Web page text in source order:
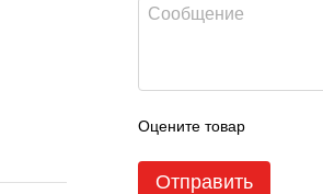
Оцените товар
Отправить